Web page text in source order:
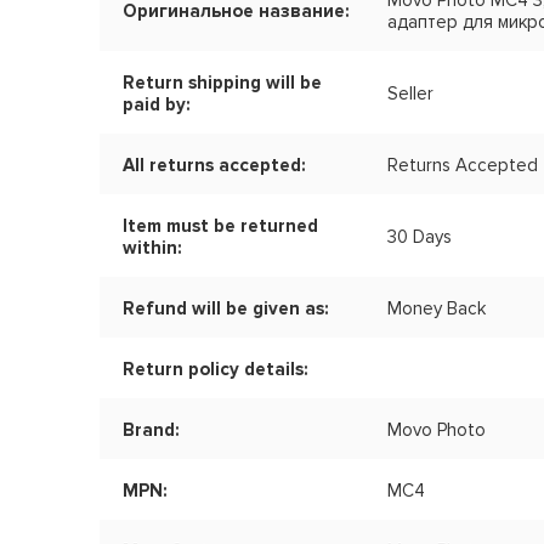
Оригинальное название:
адаптер для
Return shipping will be
paid by:
Seller
All returns accepted: Returns Accepted
Item must be returned
within:
30 Days
Refund will be given as: Money Back
Return policy details:
Brand: Movo Photo
MPN: MC4